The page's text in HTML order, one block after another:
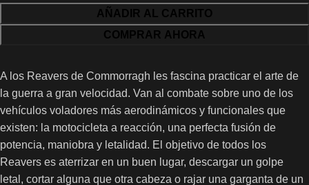
AÑADIR AL CARRITO
COMPRAR AHORA
A los Reavers de Commorragh les fascina practicar el arte de
la guerra a gran velocidad. Van al combate sobre uno de los
vehículos voladores más aerodinámicos y funcionales que
existen: la motocicleta a reacción, una perfecta fusión de
potencia, maniobra y letalidad. El objetivo de todos los
Reavers es aterrizar en un buen lugar, descargar un golpe
letal, cortar alguna que otra cabeza o rajar una garganta de un